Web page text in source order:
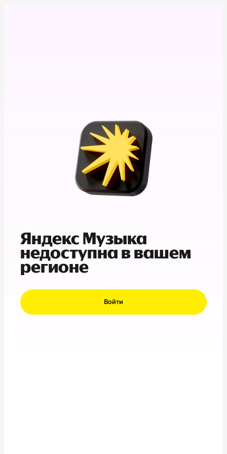
Яндекс Музыка
недоступна в вашем
регионе
Войти